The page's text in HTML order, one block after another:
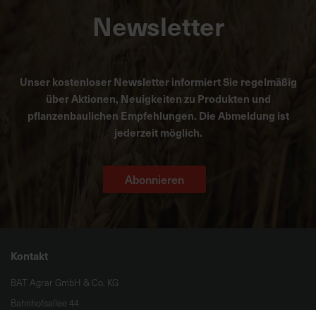
Newsletter
Unser kostenloser Newsletter informiert Sie regelmäßig
über Aktionen, Neuigkeiten zu Produkten und
pflanzenbaulichen Empfehlungen. Die Abmeldung ist
jederzeit möglich.
Abonnieren
Kontakt
BAT Agrar GmbH & Co. KG
Bahnhofsallee 44